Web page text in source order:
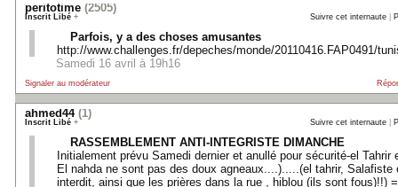
peritotime (2505)
Inscrit Libé + Suivre cet internaute
Parfois, y a des choses amusantes
http://www.challenges.fr/depeches/monde/20110416.FAP0491/
Samedi 16 avril à 19h16
Signaler au modérateur
ahmed44(1)
Inscrit Libé + Suivre cet internaute
RASSEMBLEMENT ANTI-INTEGRISTE DIMANCHE
Initialement prévu Samedi dernier et anullé pour sécurité-el Tahrir
El nahda ne sont pas des doux agneaux....).....(el tahrir, Salafiste
interdit, ainsi que les prières dans la rue , hiblou (ils sont fous)!!) =